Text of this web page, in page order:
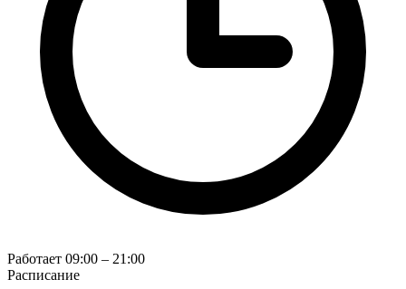
Работает 09:00 – 21:00
Расписание